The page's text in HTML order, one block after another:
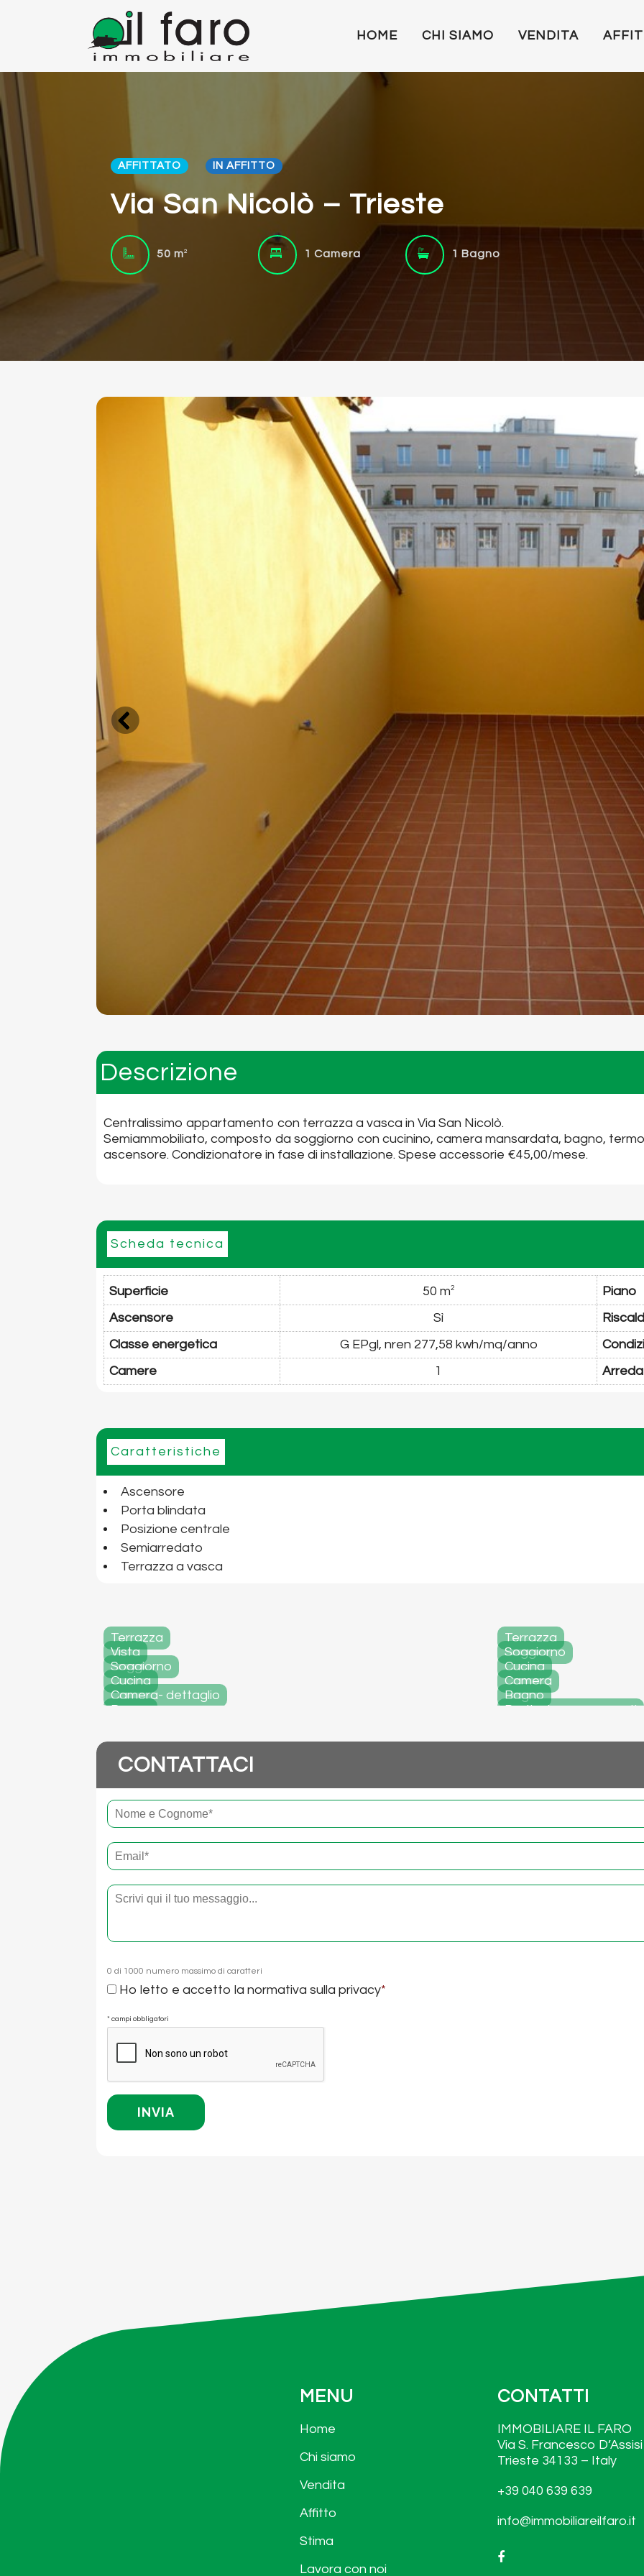
HOME CHI SIAMO VENDITA
AFFITTATO IN AFFITTO
Via San Nicolò – Trieste
50 m2 1 Camera 1 Bagno
Descrizione
Centralissimo appartamento con terrazza a vasca in Via San Nicolò.
Semiammobiliato, composto da soggiorno con cucinino, camera mansardata, bagno,
ascensore. Condizionatore in fase di installazione. Spese accessorie €45,00/mese.
Scheda tecnica
Superficie 50 m2
Piano
Ascensore
Sì
Classe energetica
G EPgl, nren 277,58 kwh/mq/anno
Camere
1
Caratteristiche
Ascensore
Porta blindata
Posizione centrale
Semiarredato
Terrazza a vasca
Terrazza
Terrazza
Vista
Soggiorno
Soggiorno
Cucina
Cucina
Camera
Camera- dettaglio
Bagno
Bagno
Particolare serramenti
CONTATTACI
Nome
e
cognome
Email
*
Testo
0 di 1000 numero massimo di caratteri
Consenso
Ho letto e accetto lanormativa sulla privacy*
* campi obbligatori
MENU
Home
Chi siamo
Vendita
Affitto
Stima
Lavora con noi
CONTATTI
IMMOBILIARE IL FARO
Via S. Francesco
Trieste 34133 – Italy
+39 040 639 639
info@immobiliareilfaro.it